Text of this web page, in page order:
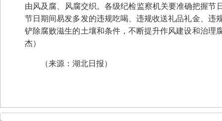
由风及腐、风腐交织。各级纪检监察机关要准确把握节
节日期间易发多发的违规吃喝、违规收送礼品礼金、违
铲除腐败滋生的土壤和条件，不断提升作风建设和治理
杰）
（来源：湖北日报）